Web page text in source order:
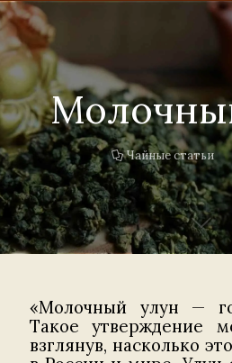
Чайные статьи
«Молочный улун —
Такое утверждение
взглянув, насколько